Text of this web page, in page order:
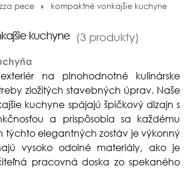
pece kompaktné vonkajšie kuchyne
kuchyne (3 produkty)
na plnohodnotné kulinárske
zložitých stavebných úprav. Naše
kuchyne spájajú špičkový dizajn s
a prispôsobia sa každému
týchto elegantných zostáv je výkonný
vysoko odolné materiály, ako je
pracovná doska zo spekaného